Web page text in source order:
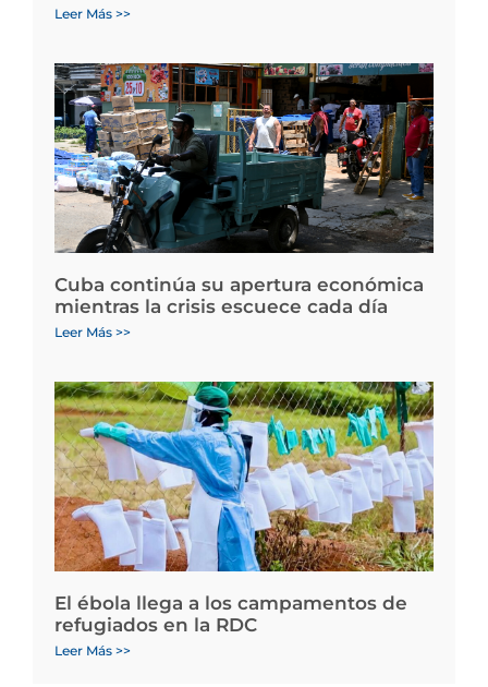
Leer Más >>
Cuba continúa su apertura económica
mientras la crisis escuece cada día
Leer Más >>
El ébola llega a los campamentos de
refugiados en la RDC
Leer Más >>